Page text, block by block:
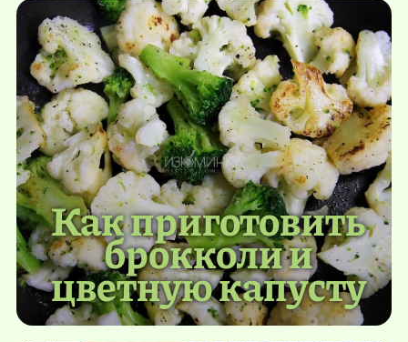
Как приготовить
брокколи и
цветную капусту